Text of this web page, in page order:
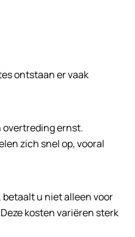
ontstaan er vaak
overtreding ernst.
zich snel op, vooral
u niet alleen voor
kosten variëren sterk